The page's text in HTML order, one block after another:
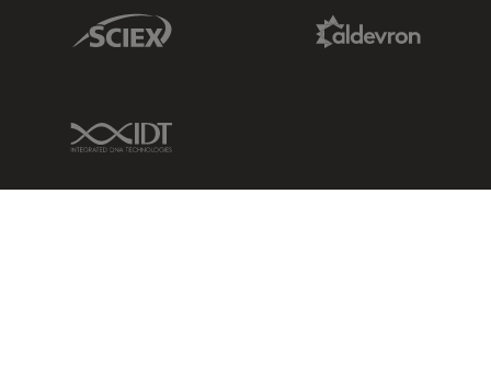
Sciex Link
IDT Link